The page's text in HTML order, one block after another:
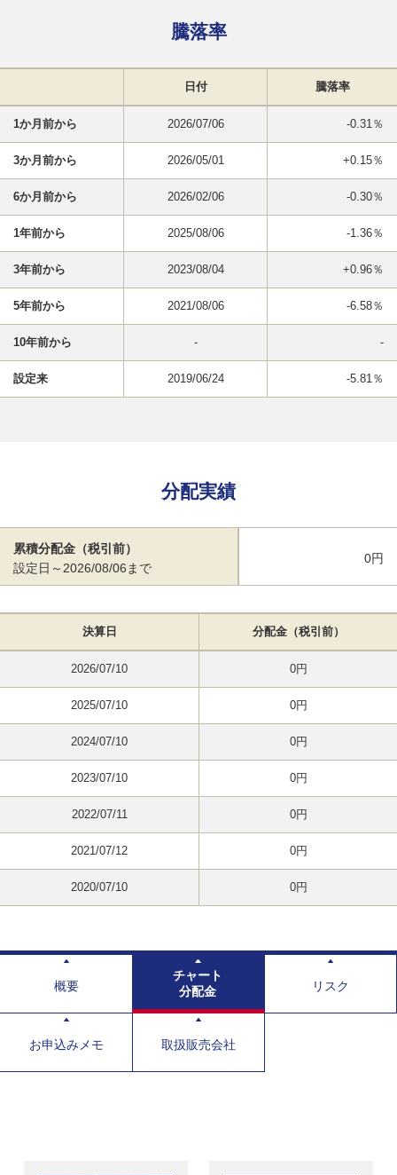
騰落率
日付 騰落率
1か月前から 2026/07/06 -0.31％
3か月前から 2026/05/01 +0.15％
6か月前から 2026/02/06 -0.30％
1年前から 2025/08/06 -1.36％
3年前から 2023/08/04 +0.96％
5年前から 2021/08/06 -6.58％
10年前から - -
設定来 2019/06/24 -5.81％
分配実績
累積分配金（税引前）
設定日～2026/08/06まで
0円
決算日 分配金（税引前）
2026/07/10 0円
2025/07/10 0円
2024/07/10 0円
2023/07/10 0円
2022/07/11 0円
2021/07/12 0円
2020/07/10 0円
概要
チャート
分配金
リスク
お申込みメモ 取扱販売会社